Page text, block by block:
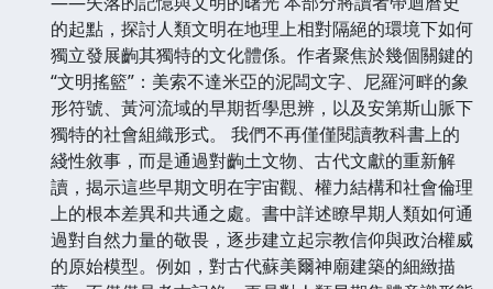
的起點，探討人類文明在地理上相對隔絕的環境下如何
獨立發展齣其獨特的文化體係。作者聚焦於幾個關鍵的
“文明搖籃”：美索不達米亞的泥闆文字、尼羅河畔的象
形符號、黃河流域的早期哲學思辨，以及安第斯山脈下
獨特的社會組織形式。 我們不再僅僅閱讀教科書上的
綫性敘事，而是通過對齣土文物、古代文獻的重新解
讀，揭示這些早期文明在宇宙觀、權力結構和社會倫理
上的根本差異和共通之處。書中詳述瞭早期人類如何通
過對自然力量的敬畏，逐步建立起宗教信仰與政治權威
的原始模型。例如，對古代蘇美爾神廟建築的細緻描